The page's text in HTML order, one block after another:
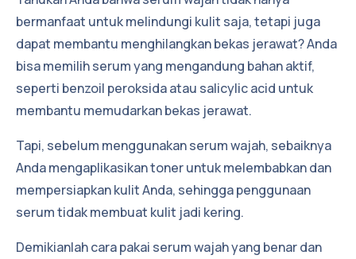
bermanfaat untuk melindungi kulit saja, tetapi juga
dapat membantu menghilangkan bekas jerawat? Anda
bisa memilih serum yang mengandung bahan aktif,
seperti benzoil peroksida atau salicylic acid untuk
membantu memudarkan bekas jerawat.
Tapi, sebelum menggunakan serum wajah, sebaiknya
Anda mengaplikasikan toner untuk melembabkan dan
mempersiapkan kulit Anda, sehingga penggunaan
serum tidak membuat kulit jadi kering.
Demikianlah cara pakai serum wajah yang benar dan